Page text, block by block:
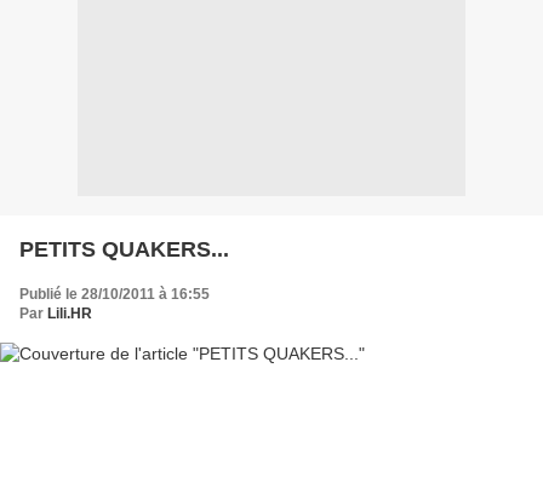
PETITS QUAKERS...
Publié le 28/10/2011 à 16:55
Par Lili.HR